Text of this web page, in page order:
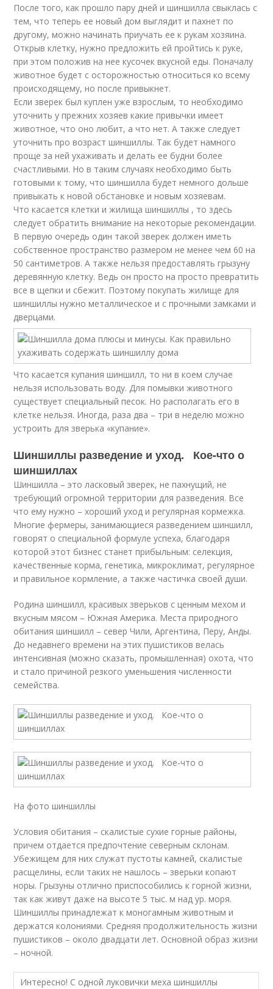
После того, как прошло пару дней и шиншилла свыклась с
тем, что теперь ее новый дом выглядит и пахнет по
другому, можно начинать приучать ее к рукам хозяина.
Открыв клетку, нужно предложить ей пройтись к руке,
при этом положив на нее кусочек вкусной еды. Поначалу
животное будет с осторожностью относиться ко всему
происходящему, но после привыкнет.
Если зверек был куплен уже взрослым, то необходимо
уточнить у прежних хозяев какие привычки имеет
животное, что оно любит, а что нет. А также следует
уточнить про возраст шиншиллы. Так будет намного
проще за ней ухаживать и делать ее будни более
счастливыми. Но в таким случаях необходимо быть
готовыми к тому, что шиншилла будет немного дольше
привыкать к новой обстановке и новым хозяевам.
Что касается клетки и жилища шиншиллы , то здесь
следует обратить внимание на некоторые рекомендации.
В первую очередь один такой зверек должен иметь
собственное пространство размером не менее чем 60 на
50 сантиметров. А также нельзя предоставлять грызуну
деревянную клетку. Ведь он просто на просто превратить
все в щепки и сбежит. Поэтому покупать жилище для
шиншиллы нужно металлическое и с прочными замками и
дверцами.
Что касается купания шиншилл, то ни в коем случае
нельзя использовать воду. Для помывки животного
существует специальный песок. Но располагать его в
клетке нельзя. Иногда, раза два – три в неделю можно
устроить для зверька «купание».
Шиншиллы разведение и уход. Кое-что о
шиншиллах
Шиншилла – это ласковый зверек, не пахнущий, не
требующий огромной территории для разведения. Все
что ему нужно – хороший уход и регулярная кормежка.
Многие фермеры, занимающиеся разведением шиншилл,
говорят о специальной формуле успеха, благодаря
которой этот бизнес станет прибыльным: селекция,
качественные корма, генетика, микроклимат, регулярное
и правильное кормление, а также частичка своей души.
Родина шиншилл, красивых зверьков с ценным мехом и
вкусным мясом – Южная Америка. Места природного
обитания шиншилл – север Чили, Аргентина, Перу, Анды.
До недавнего времени на этих пушистиков велась
интенсивная (можно сказать, промышленная) охота, что
и стало причиной резкого уменьшения численности
семейства.
На фото шиншиллы
Условия обитания – скалистые сухие горные районы,
причем отдается предпочтение северным склонам.
Убежищем для них служат пустоты камней, скалистые
расщелины, если таких не нашлось – зверьки копают
норы. Грызуны отлично приспособились к горной жизни,
так как живут даже на высоте 5 тыс. м над ур. моря.
Шиншиллы принадлежат к моногамным животным и
держатся колониями. Средняя продолжительность жизни
пушистиков – около двадцати лет. Основной образ жизни
– ночной.
Интересно! С одной луковички меха шиншиллы